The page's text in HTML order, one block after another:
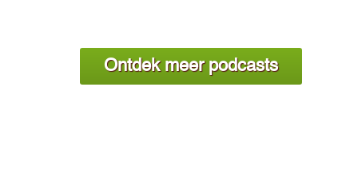
Ontdek meer podcasts